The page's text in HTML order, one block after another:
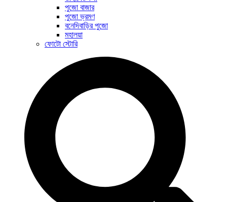
পুজো বাজার
পুজো ভ্রমণ
বনেদিবাড়ির পুজো
মহালয়া
ফোটো স্টোরি